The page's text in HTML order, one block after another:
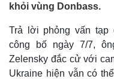
khỏi vùng Donbass.
Trả lời phỏng vấn tạp
công bố ngày 7/7,
Zelensky đắc cử với
Ukraine hiện vẫn có